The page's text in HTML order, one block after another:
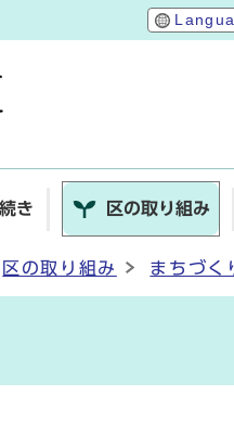
き 区の取り組み
区の取り組み まちづく